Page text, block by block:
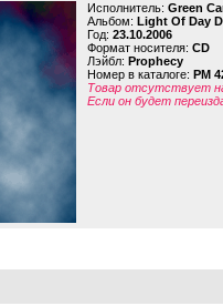
Исполнитель: Green
Альбом: Light Of Day
Год: 23.10.2006
Формат носителя: CD
Лэйбл: Prophecy
Номер в каталоге: PM
Товар отсутствует
Если он будет